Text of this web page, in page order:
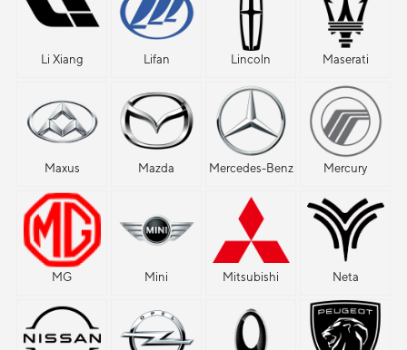
Li Xiang Lifan Lincoln Maserati
Maxus Mazda Mercedes-Benz Mercury
MG Mini Mitsubishi Neta